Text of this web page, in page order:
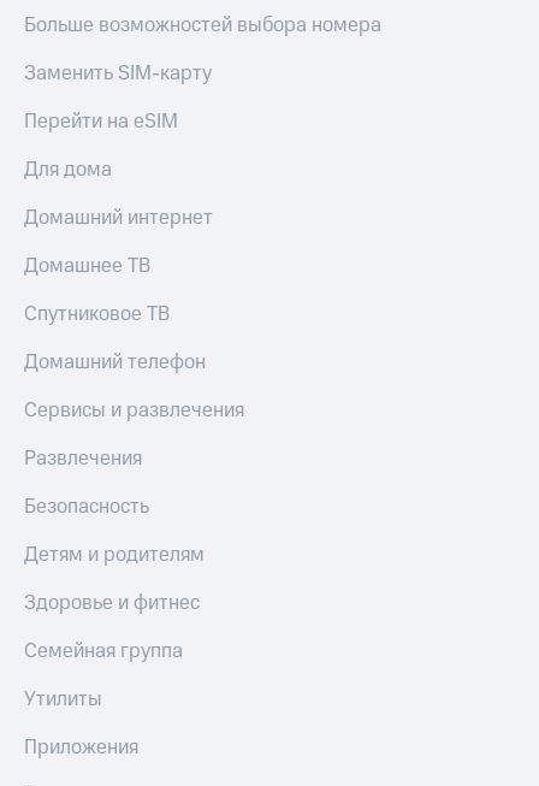
Больше возможностей выбора номера
Заменить SIM-карту
Перейти на eSIM
Для дома
Домашний интернет
Домашнее ТВ
Спутниковое ТВ
Домашний телефон
Сервисы и развлечения
Развлечения
Безопасность
Детям и родителям
Здоровье и фитнес
Семейная группа
Утилиты
Приложения